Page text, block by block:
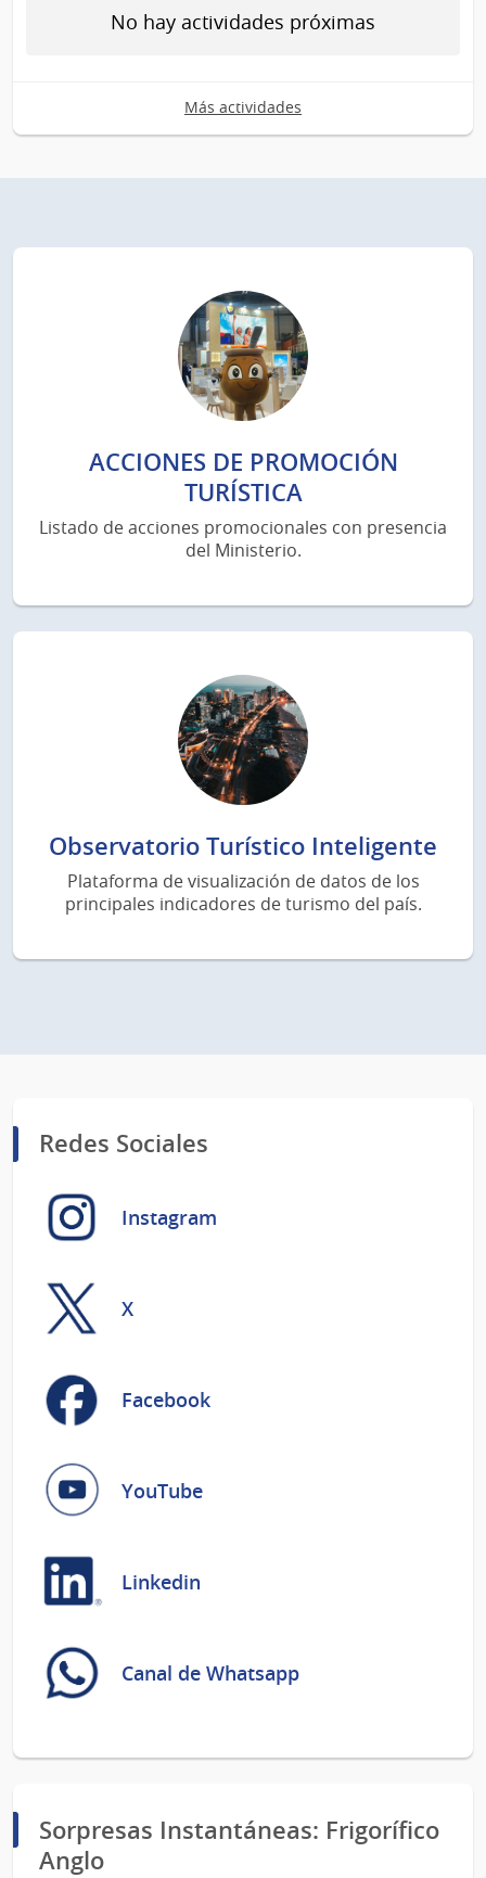
No hay actividades próximas
Más actividades
ACCIONES DE PROMOCIÓN
TURÍSTICA
Listado de acciones promocionales con presencia
del Ministerio.
Observatorio Turístico Inteligente
Plataforma de visualización de datos de los
principales indicadores de turismo del país.
Redes Sociales
Instagram
X
Facebook
YouTube
Linkedin
Canal de Whatsapp
Sorpresas Instantáneas: Frigorífico
Anglo